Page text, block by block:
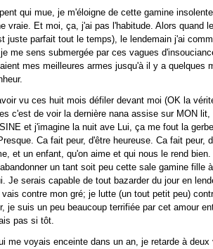
qui mue, je m'éloigne de cette gamine
vraie. Et moi, ça, j'ai pas l'habitude. Alors quand
juste parfait tout le temps), le lendemain j'ai
me sens submergée par ces vagues
mes meilleures armes jusqu'à il y a quelques
vu ces huit mois défiler devant moi (OK la
c'est de voir la dernière nana assise sur MON
et j'imagine la nuit ave Lui, ça me fout la
Ca fait peur, d'être heureuse. Ca fait peur,
et un enfant, qu'on aime et qui nous le rend
un tant soit peu cette sale gamine fille
Je serais capable de tout bazarder du jour en
contre mon gré; je lutte (un tout petit peu)
je suis un peu beaucoup terrifiée par cet amour
pas si tôt.
me voyais enceinte dans un an, je retarde à